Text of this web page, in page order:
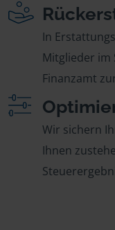
In
Mitglieder im
Finanzamt
Wir sichern
Ihnen